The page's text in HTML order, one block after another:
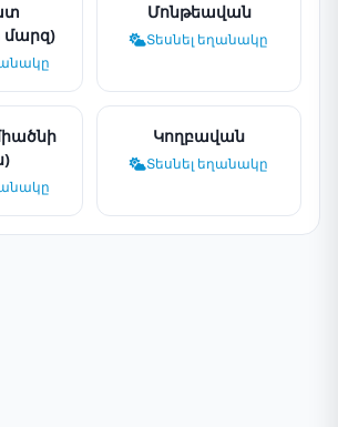
մարզ)
Մոնթեավան
Տեսնել եղանակը
Կողբավան
Տեսնել եղանակը